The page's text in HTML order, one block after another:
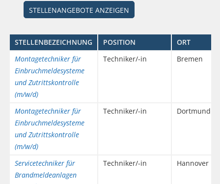
STELLENBEZEICHNUNG POSITION
ORT
Montagetechniker für
Einbruchmeldesysteme
und Zutrittskontrolle
(m/w/d)
Techniker/-in Bremen
Montagetechniker für
Einbruchmeldesysteme
und Zutrittskontrolle
(m/w/d)
Techniker/-in Dortmund
Servicetechniker für
Brandmeldeanlagen
Techniker/-in Hannover